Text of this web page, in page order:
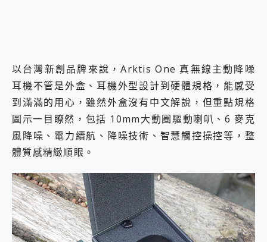
以台灣新創品牌來說，Arktis One 真無線主動降噪
耳機不管是外盒、耳機外型設計到硬體規格，能感受
到滿滿的用心，雖然外盒沒有中文解說，但重點規格
圖示一目瞭然，包括 10mm大動圈驅動喇叭、6 麥克
風降噪、電力續航、降噪技術、智慧觸控操控等，整
體質感精緻順眼。